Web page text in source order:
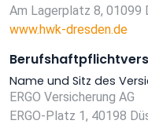
Am Lagerplatz 8, 01099
www.hwk-dresden.de
Name und Sitz des
ERGO Versicherung AG
ERGO-Platz 1, 40198